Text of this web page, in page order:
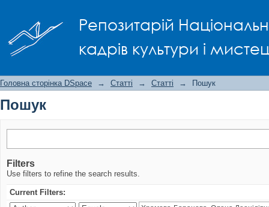
Репозитарій
кадрів культури і
Головна сторінка DSpace → Статті → Статті → Пошук
Пошук
Filters
Use filters to refine the search results.
Current Filters: